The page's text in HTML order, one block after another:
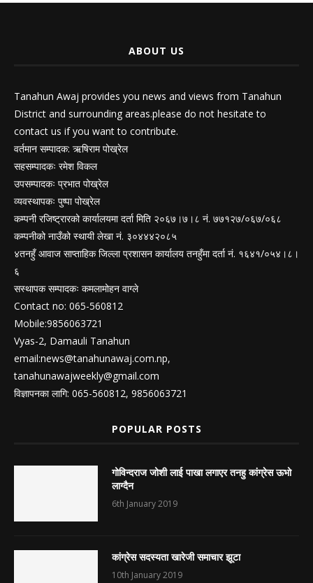
ABOUT US
Tanahun Awaj provides you news and views from Tanahun
District and surrounding areas.please do not hesitate to
contact us if you want to contribute.
वर्तमान सम्पादक: ऋषिराम पोख्रेल
सहसम्पादकः रमेश विकल
उपसम्पादकः प्रभात पोख्रेल
व्यवस्थापकः पुष्पा पोख्रेल
कम्पनी रजिष्ट्रारको कार्यालयमा दर्ता मिति २०६७।७।८ नं. ७७१२७/०६७/०६८
कम्पनीको नाउँको स्थायी लेखा नं. ३०४४४२०८५
४तनहुँ आवाज साप्ताहिक जिल्ला प्रशासन कार्यालय तनहुँमा दर्ता नं. १६४१/०५४।८।
६
सस्थापक सम्पादकः कमलामोहन वाग्ले
Contact no: 065-560812
Mobile:9856063721
Vyas-2, Damauli Tanahun
email:news@tanahunawaj.com.np,
tanahunawajweekly@gmail.com
विज्ञापनका लागि: 065-560812, 9856063721
POPULAR POSTS
गोविन्दराज जोशी लाई पाखा लगाएर तनहु कांग्रेस ऊभो
लाग्दैन
6th January 2019
कांग्रेस सदस्यता खारेजी समाचार झूटा
10th January 2019